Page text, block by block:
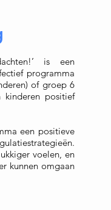
is een
programma
of groep 6
kinderen positief
een positieve
voelen, en
kunnen omgaan